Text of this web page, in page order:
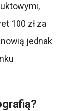
100 zł za
jednak